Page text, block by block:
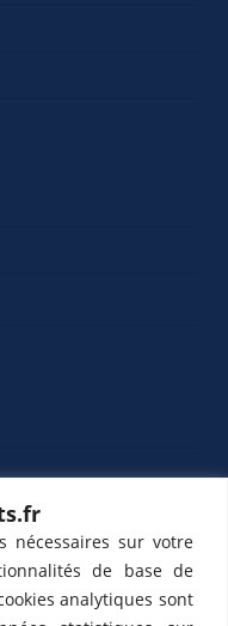
nécessaires sur votre
de base de
analytiques sont